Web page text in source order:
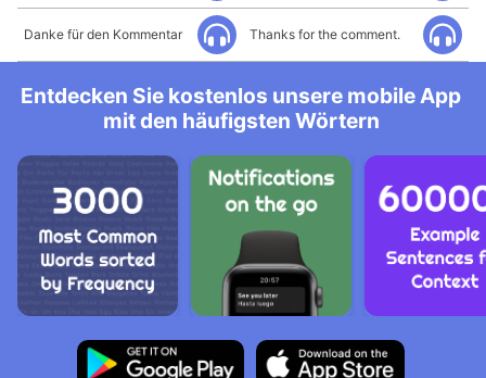
Danke für den Kommentar Thanks for the comment.
Entdecken Sie kostenlos unsere mobile App
mit den häufigsten Wörtern